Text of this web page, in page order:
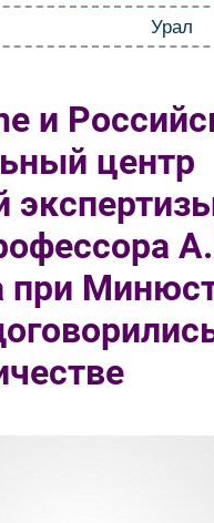
Промышленности
связь
и
центр
при